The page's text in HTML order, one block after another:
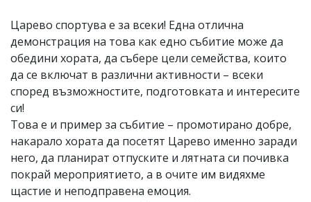
Царево спортува е за всеки! Една отлична
демонстрация на това как едно събитие може да
обедини хората, да събере цели семейства, които
да се включат в различни активности – всеки
според възможностите, подготовката и интересите
си!
Това е и пример за събитие – промотирано добре,
накарало хората да посетят Царево именно заради
него, да планират отпуските и лятната си почивка
покрай мероприятието, а в очите им видяхме
щастие и неподправена емоция.